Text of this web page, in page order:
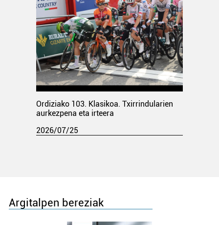
Ordiziako 103. Klasikoa. Txirrindularien
aurkezpena eta irteera
2026/07/25
Argitalpen bereziak